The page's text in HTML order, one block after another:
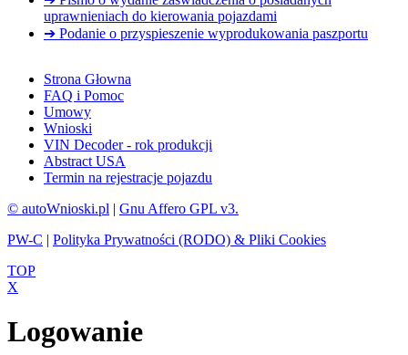
uprawnieniach do kierowania pojazdami
➔ Podanie o przyspieszenie wyprodukowania paszportu
Strona Głowna
FAQ i Pomoc
Umowy
Wnioski
VIN Decoder - rok produkcji
Abstract USA
Termin na rejestracje pojazdu
© autoWnioski.pl | Gnu Affero GPL v3.
PW-C | Polityka Prywatności (RODO) & Pliki Cookies
TOP
X
Logowanie